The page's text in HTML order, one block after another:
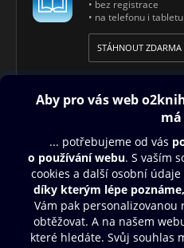
• bez registrace
• na telefonu i tabletu
STÁHNOUT ZDARMA
Obsah ke stažení
Moje O2 Knihovna
Další zábava